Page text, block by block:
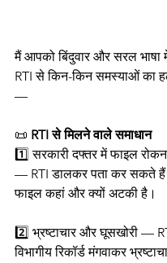
मैं आपको बिंदुवार और सरल भाषा
RTI से किन-किन समस्याओं का
—
📜 RTI से मिलने वाले समाधान
1️⃣ सरकारी दफ्तर में फाइल
— RTI डालकर पता कर सकते
फाइल कहां और क्यों अटकी है।
2️⃣ भ्रष्टाचार और घूसखोरी —
विभागीय रिकॉर्ड मंगवाकर